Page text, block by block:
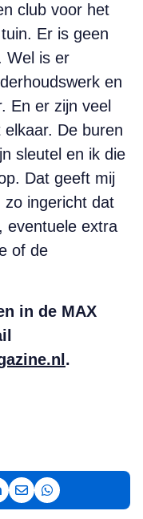
club voor het
Er is geen
Wel is er
en
En er zijn veel
De buren
sleutel en ik die
Dat geeft mij
zo ingericht dat
eventuele extra
of de
in de MAX
.
Facebook
op LinkedIn
Deel via e-mail
Deel via